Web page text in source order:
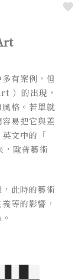
有案例，但
）的出現，
風格。若單就
易把它與差
文中的「
歐普藝術
此時的藝術
等的影響，
Love